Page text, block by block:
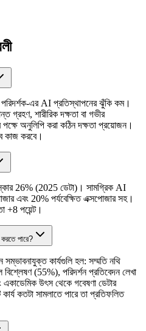
এর AI প্রতিস্থাপনের ঝুঁকি কম।
গ্রহণ, শারীরিক দক্ষতা বা গভীর
অনুলিপি করা কঠিন দক্ষতা প্রয়োজন।
কাজ করবে।
26% (2025 ডেটা)। সামগ্রিক AI
এবং 20% পর্যবেক্ষিত এক্সপোজার সহ।
+8 পয়েন্ট।
পারে?
কার্যগুলি হল: সম্মতি নথি
বিশ্লেষণ (55%), পরিদর্শন প্রতিবেদন লেখা
উৎস থেকে গবেষণা ডেটার
কতটা সামলাতে পারে তা প্রতিফলিত